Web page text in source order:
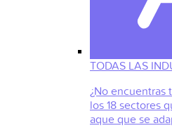
TODAS LAS
¿No encuentras
los 18 sectores
aque que se